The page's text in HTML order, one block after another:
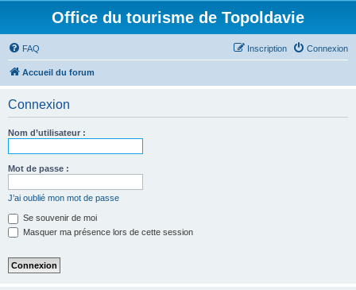
Office du tourisme de Topoldavie
FAQ Connexion
Inscription
Accueil du forum
Connexion
Nom d’utilisateur :
Mot de passe :
J’ai oublié mon mot de passe
Se souvenir de moi
Masquer ma présence lors de cette session